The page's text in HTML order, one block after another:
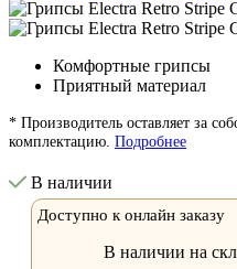
Комфортные грипсы
Приятный материал
* Производитель оставляет за
комплектацию. Подробнее
В наличии
Доступно к онлайн заказу
В наличии на